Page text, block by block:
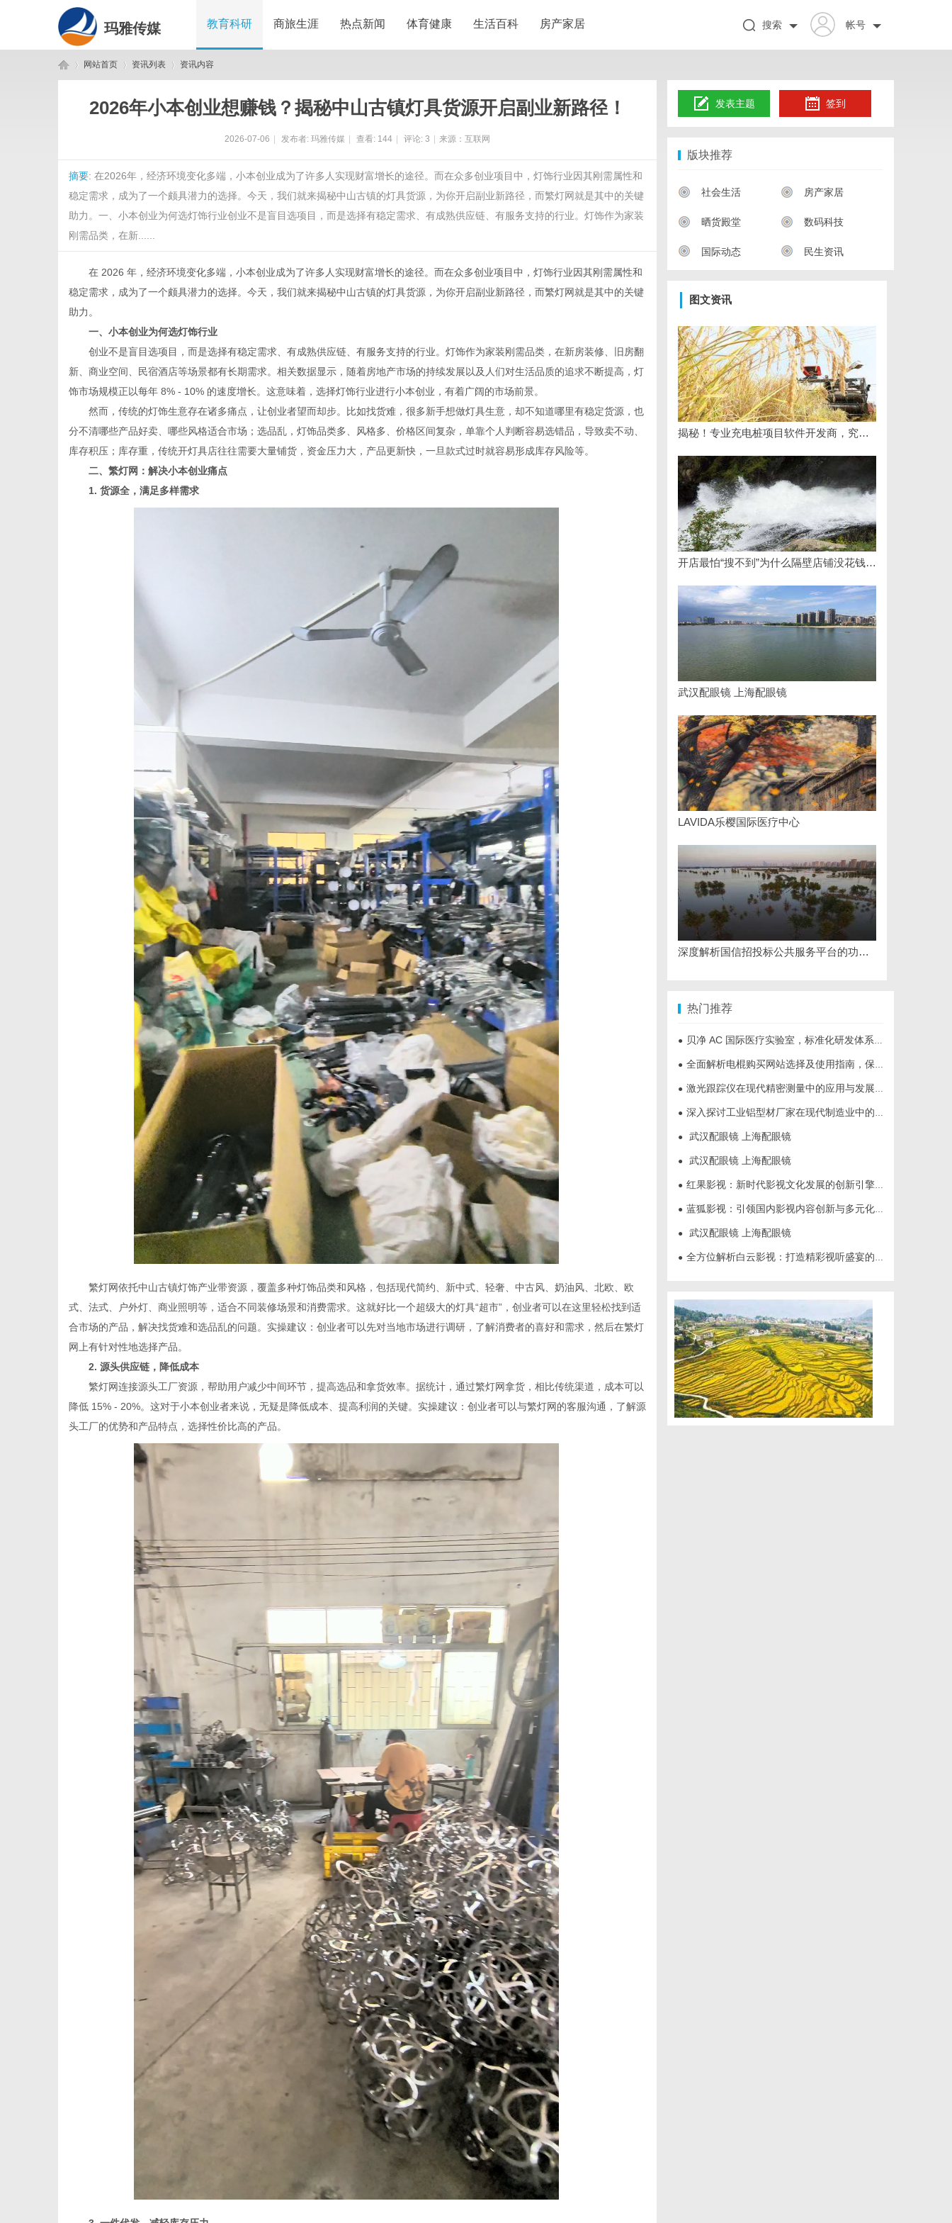
玛雅传媒 教育科研 商旅生涯 热点新闻 体育健康 生活百科 房产家居 帐号
搜索
网站首页 资讯列表 资讯内容
2026年小本创业想赚钱？揭秘中山古镇灯具货源开启副业新路径！
2026-07-06 发布者: 玛雅传媒 查看: 144 评论: 3 来源：互联网
摘要: 在2026年，经济环境变化多端，小本创业成为了许多人实现财富增长的途径。而在众多创业项目中，灯饰行业因其刚需属性和
稳定需求，成为了一个颇具潜力的选择。今天，我们就来揭秘中山古镇的灯具货源，为你开启副业新路径，而繁灯网就是其中的关键
助力。一、小本创业为何选灯饰行业创业不是盲目选项目，而是选择有稳定需求、有成熟供应链、有服务支持的行业。灯饰作为家装
刚需品类，在新......
在 2026 年，经济环境变化多端，小本创业成为了许多人实现财富增长的途径。而在众多创业项目中，灯饰行业因其刚需属性和
稳定需求，成为了一个颇具潜力的选择。今天，我们就来揭秘中山古镇的灯具货源，为你开启副业新路径，而繁灯网就是其中的关键
助力。
一、小本创业为何选灯饰行业
创业不是盲目选项目，而是选择有稳定需求、有成熟供应链、有服务支持的行业。灯饰作为家装刚需品类，在新房装修、旧房翻
新、商业空间、民宿酒店等场景都有长期需求。相关数据显示，随着房地产市场的持续发展以及人们对生活品质的追求不断提高，灯
饰市场规模正以每年 8% - 10% 的速度增长。这意味着，选择灯饰行业进行小本创业，有着广阔的市场前景。
然而，传统的灯饰生意存在诸多痛点，让创业者望而却步。比如找货难，很多新手想做灯具生意，却不知道哪里有稳定货源，也
分不清哪些产品好卖、哪些风格适合市场；选品乱，灯饰品类多、风格多、价格区间复杂，单靠个人判断容易选错品，导致卖不动、
库存积压；库存重，传统开灯具店往往需要大量铺货，资金压力大，产品更新快，一旦款式过时就容易形成库存风险等。
二、繁灯网：解决小本创业痛点
1. 货源全，满足多样需求
繁灯网依托中山古镇灯饰产业带资源，覆盖多种灯饰品类和风格，包括现代简约、新中式、轻奢、中古风、奶油风、北欧、欧
式、法式、户外灯、商业照明等，适合不同装修场景和消费需求。这就好比一个超级大的灯具“超市”，创业者可以在这里轻松找到适
合市场的产品，解决找货难和选品乱的问题。实操建议：创业者可以先对当地市场进行调研，了解消费者的喜好和需求，然后在繁灯
网上有针对性地选择产品。
2. 源头供应链，降低成本
繁灯网连接源头工厂资源，帮助用户减少中间环节，提高选品和拿货效率。据统计，通过繁灯网拿货，相比传统渠道，成本可以
降低 15% - 20%。这对于小本创业者来说，无疑是降低成本、提高利润的关键。实操建议：创业者可以与繁灯网的客服沟通，了解源
头工厂的优势和产品特点，选择性价比高的产品。
发表主题 签到
版块推荐
社会生活 房产家居
晒货殿堂 数码科技
国际动态 民生资讯
图文资讯
揭秘！专业充电桩项目软件开发商，究竟藏着哪些行业秘诀？
开店最怕“搜不到”为什么隔壁店铺没花钱，ai却天天给他免费派单？
武汉配眼镜 上海配眼镜
LAVIDA乐樱国际医疗中心
深度解析国信招投标公共服务平台的功能与优势
热门推荐
● 贝净 AC 国际医疗实验室，标准化研发体系全解析
● 全面解析电棍购买网站选择及使用指南，保障安全与合法性
● 激光跟踪仪在现代精密测量中的应用与发展趋势
● 深入探讨工业铝型材厂家在现代制造业中的重要角色与发展趋势
● 武汉配眼镜 上海配眼镜
● 武汉配眼镜 上海配眼镜
● 红果影视：新时代影视文化发展的创新引擎与力量
● 蓝狐影视：引领国内影视内容创新与多元化发展的先锋力量
● 武汉配眼镜 上海配眼镜
● 全方位解析白云影视：打造精彩视听盛宴的新锐平台